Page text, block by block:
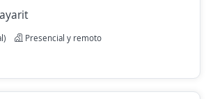
Presencial y remoto